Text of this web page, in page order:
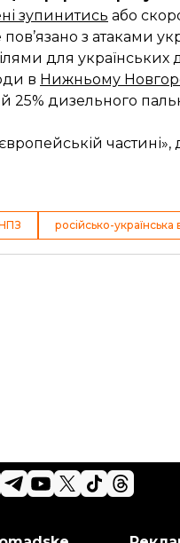
зупинитись або
з атаками
для українських
в Нижньому
25% дизельного
частині»,
російсько-українська